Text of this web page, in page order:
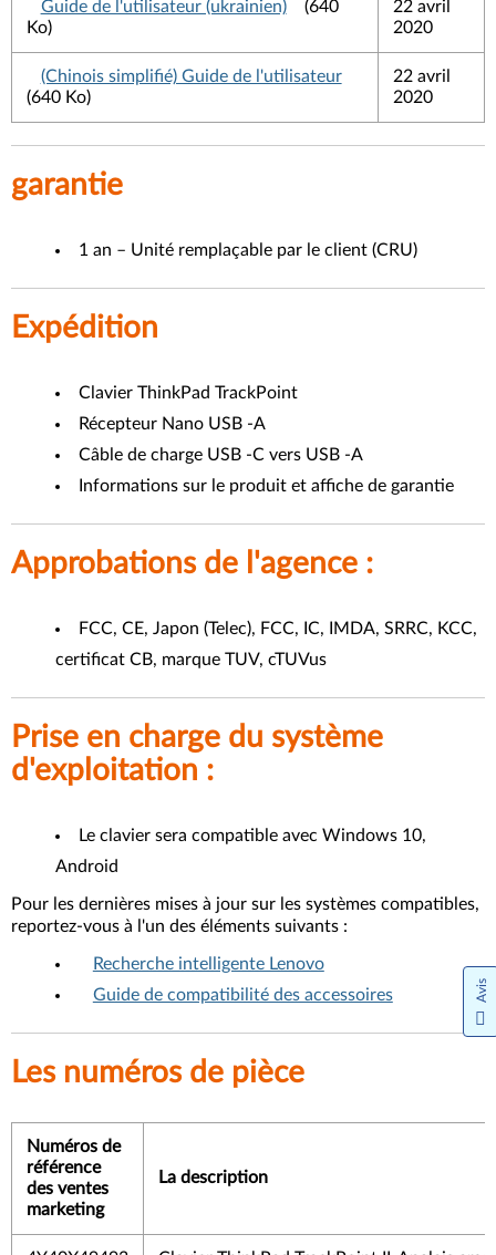
Guide de l'utilisateur (ukrainien)
(640
Ko)
22 avril
2020
(Chinois simplifié) Guide de l'utilisateur
(640 Ko)
22 avril
2020
garantie
1 an – Unité remplaçable par le client (CRU)
Expédition
Clavier ThinkPad TrackPoint
Récepteur Nano USB -A
Câble de charge USB -C vers USB -A
Informations sur le produit et affiche de garantie
Approbations de l'agence :
FCC, CE, Japon (Telec), FCC, IC, IMDA, SRRC, KCC,
certificat CB, marque TUV, cTUVus
Prise en charge du système
d'exploitation :
Le clavier sera compatible avec Windows 10,
Android
Pour les dernières mises à jour sur les systèmes compatibles,
reportez-vous à l'un des éléments suivants :
Recherche intelligente Lenovo
Guide de compatibilité des accessoires
Les numéros de pièce
Numéros de
référence
des ventes
marketing
La description
Avis